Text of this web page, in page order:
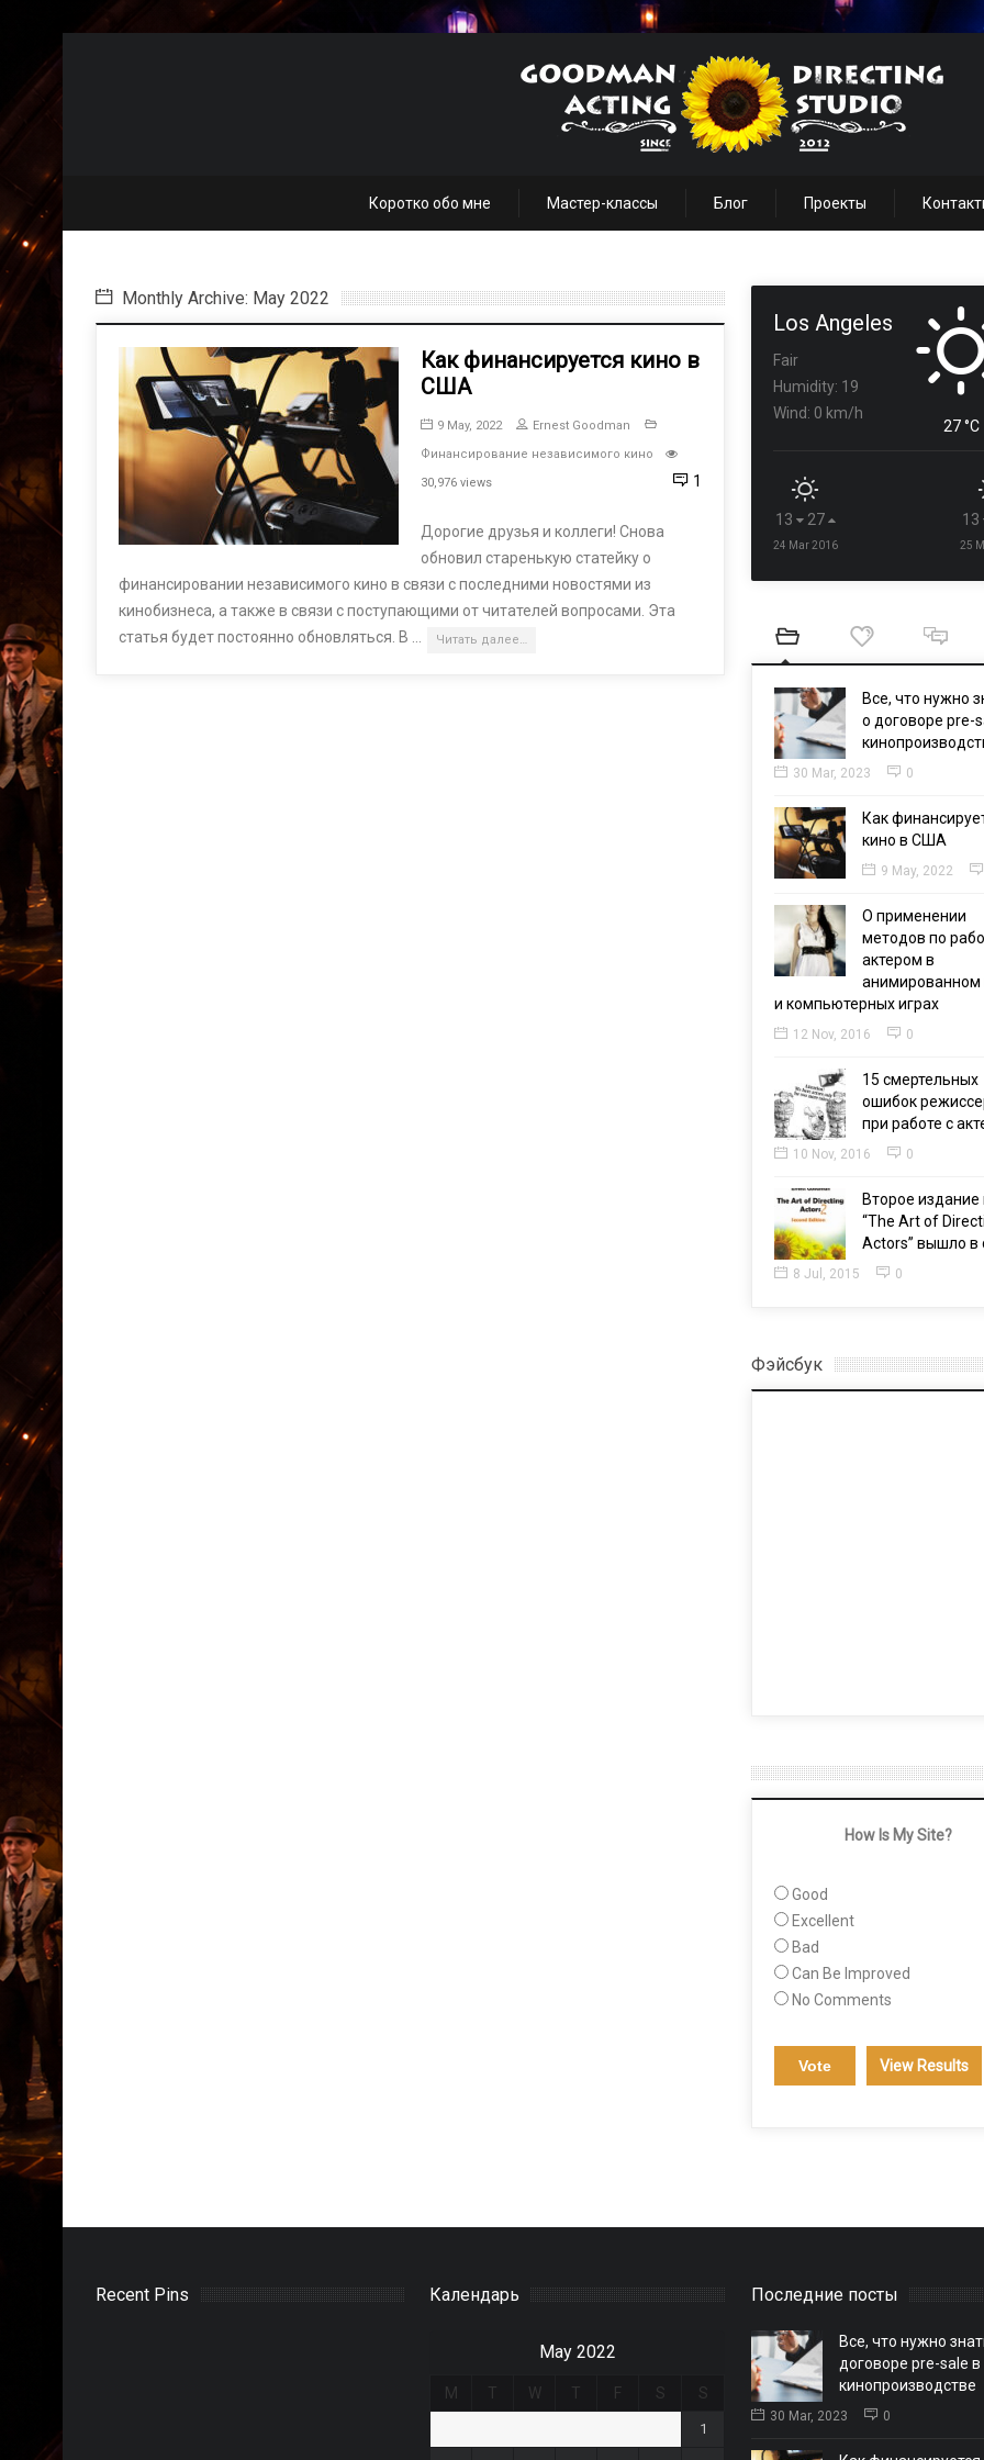
Коротко обо мне Мастер-классы Блог Проекты
Monthly Archive: May 2022
Как финансируется кино в
США
9 May, 2022
Ernest Goodman
Финансирование независимого кино
30,976 views
1
Дорогие друзья и коллеги! Снова
обновил старенькую статейку о
финансировании независимого кино в связи с последними новостями из
кинобизнеса, а также в связи с поступающими от читателей вопросами. Эта
статья будет постоянно обновляться. В …
Читать далее…
Los Angeles
Fair
Humidity: 19
Wind: 0 km/h
27 °C
13 27
24 Mar 2016
13
25
Все, что нужно
о договоре pre-
30 Mar, 2023 0
Как
кино в США
9 May, 2022
О применении
методов по
актером в
анимированном
и компьютерных играх
12 Nov, 2016 0
15 смертельных
ошибок
при работе с
10 Nov, 2016 0
Второе издание
“The Art of
Actors” вышло в
8 Jul, 2015 0
Фэйсбук
How Is My Site?
Good
Excellent
Bad
Can Be Improved
No Comments
View Results
Recent Pins Календарь
May 2022
M T W T F S S
1
Последние посты
Все, что нужно
договоре pre-sale в
кинопроизводстве
30 Mar, 2023 0